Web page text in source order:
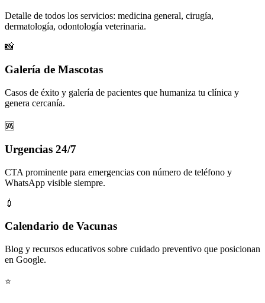
Detalle de todos los servicios: medicina general, cirugía,
dermatología, odontología veterinaria.
📸
Galería de Mascotas
Casos de éxito y galería de pacientes que humaniza tu clínica y
genera cercanía.
🆘
Urgencias 24/7
CTA prominente para emergencias con número de teléfono y
WhatsApp visible siempre.
💉
Calendario de Vacunas
Blog y recursos educativos sobre cuidado preventivo que posicionan
en Google.
⭐